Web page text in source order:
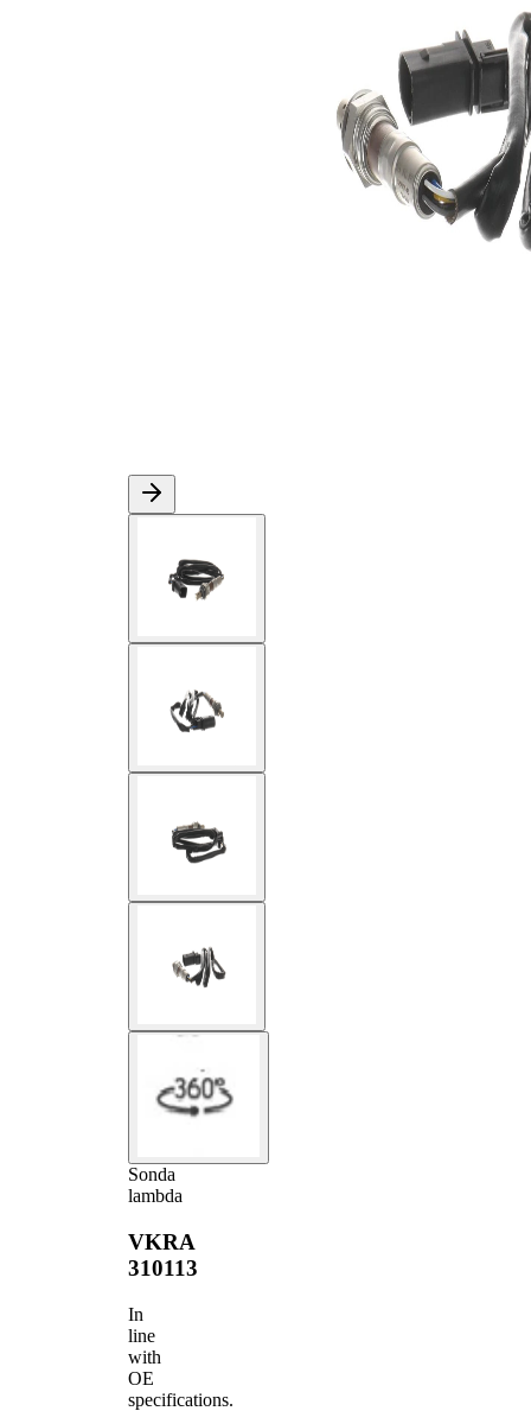
Sonda
lambda
VKRA
310113
In
line
with
OE
specifications.